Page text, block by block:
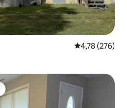
Évaluation
4,78 (276)